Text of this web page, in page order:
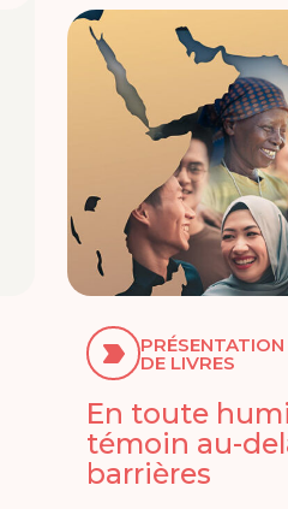
PRÉSENTATION
DE LIVRES
En toute
témoin au-
barrières